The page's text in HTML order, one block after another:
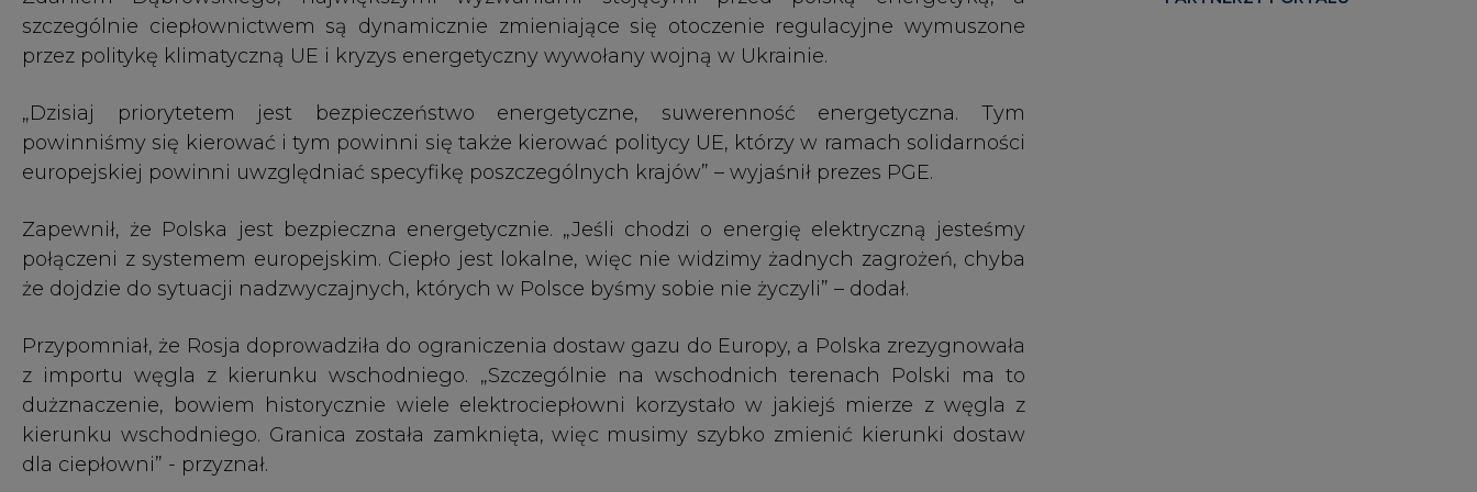
dużznaczenie, bowiem historycznie wiele elektrociepłowni korzystało w jakiejś mierze z węgla z
kierunku wschodniego. Granica została zamknięta, więc musimy szybko zmienić kierunki dostaw
Zapowiedział wsparcie ze strony PGE dla ciepłowni na wschodzie Polski. „Zaoferowaliśmy, że
pomożemy zaimportować paliwo, jeśli w Polsce go zabraknie” – dodał Dąbrowski.
Zdaniem prezesa PGE, sytuacja jest niekomfortowa, ale nie mamy wyboru. „Nie możemy finansować
wojny Rosji i tragedii, masakry, którą realizuje Putin na terenie Ukrainy” – powiedział.
wydarzenia naukowcy, przedsiębiorcy, przedstawiciele administracji rządowej, samorządowej i
członkowie innych organizacji branżowych debatują na temat m.in. unijnej polityki klimatyczno-
energetycznej, nowoczesnych technologii w kogeneracji i transformacji energetycznej.
Organizatorem kongresu jest Polskie Towarzystwo Elektrociepłowni Zawodowych, które skupia